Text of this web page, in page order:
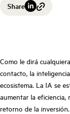
Share
Como le dirá
contacto, la
ecosistema. La IA se
aumentar la eficiencia,
retorno de la inversión.